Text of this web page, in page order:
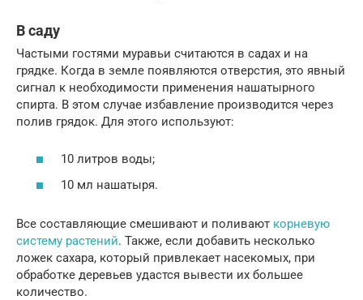
В саду
Частыми гостями муравьи считаются в садах и на
грядке. Когда в земле появляются отверстия, это явный
сигнал к необходимости применения нашатырного
спирта. В этом случае избавление производится через
полив грядок. Для этого используют:
10 литров воды;
10 мл нашатыря.
Все составляющие смешивают и поливают корневую
систему растений. Также, если добавить несколько
ложек сахара, который привлекает насекомых, при
обработке деревьев удастся вывести их большее
количество.